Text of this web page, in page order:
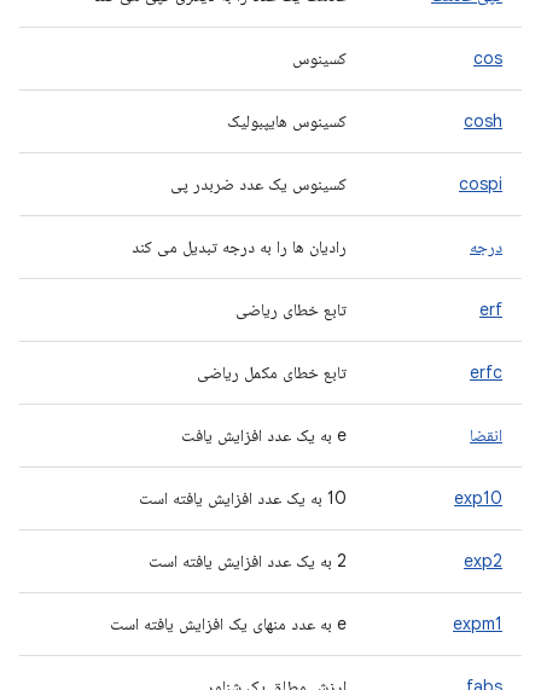
cos کسینوس
cosh کسینوس هایپبولیک
cospi کسینوس یک عدد ضربدر پی
درجه رادیان ها را به درجه تبدیل می کند
erf تابع خطای ریاضی
erfc تابع خطای مکمل ریاضی
انقضا e به یک عدد افزایش یافت
exp10 10 به یک عدد افزایش یافته است
exp2 2 به یک عدد افزایش یافته است
expm1 e به عدد منهای یک افزایش یافته است